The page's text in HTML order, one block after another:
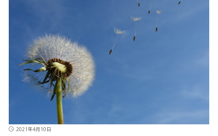
2021年4月10日